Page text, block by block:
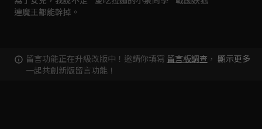
連魔王都能幹掉。
留言功能正在升級改版中！邀請你填寫 留言板調查 ，
一起共創新版留言功能！
顯示更多